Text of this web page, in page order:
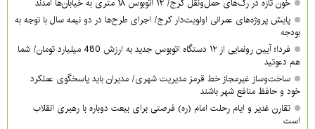
پایش پروژه‌های عمرانی اولویت‌دار کرج/ اجرای طرح‌ها در دو نیمه سال با توجه به
بودجه
فردا؛ آیین رونمایی از ۱۲ دستگاه اتوبوس جدید به ارزش 480 میلیارد تومان/ شما
هم دعوتید
ساخت‌وساز غیرمجاز خط قرمز مدیریت شهری‌/ مدیران باید پاسخگوی عملکرد
خود و حافظ منافع شهر باشند
تقارن غدیر و ایام رحلت امام (ره) فرصتی برای بیعت دوباره با رهبری انقلاب
است